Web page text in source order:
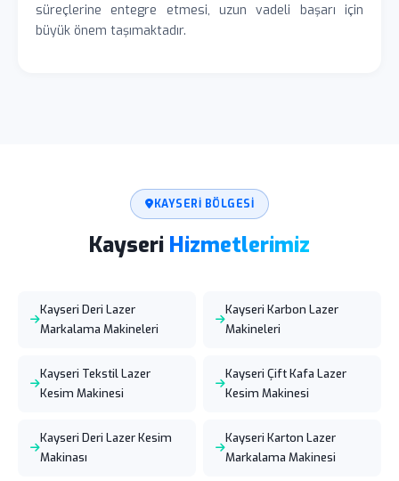
süreçlerine entegre etmesi, uzun vadeli başarı için
büyük önem taşımaktadır.
KAYSERI BÖLGESI
Kayseri Hizmetlerimiz
Kayseri Deri Lazer
Markalama Makineleri
Kayseri Karbon Lazer
Makineleri
Kayseri Tekstil Lazer
Kesim Makinesi
Kayseri Çift Kafa Lazer
Kesim Makinesi
Kayseri Deri Lazer Kesim
Makinası
Kayseri Karton Lazer
Markalama Makinesi